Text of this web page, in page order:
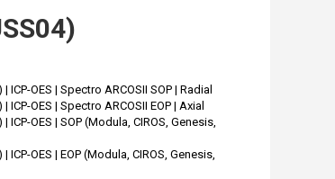
OES | Spectro ARCOSII SOP | Radial
OES | Spectro ARCOSII EOP | Axial
ICP-OES | SOP (Modula, CIROS, Genesis,
ICP-OES | EOP (Modula, CIROS, Genesis,